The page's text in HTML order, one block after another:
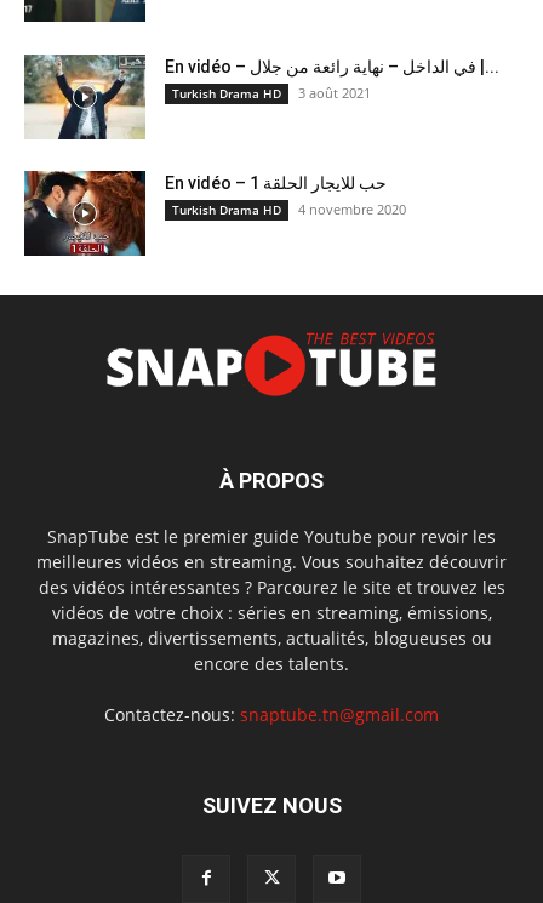
En vidéo – في الداخل – نهاية رائعة من جلال |...
Turkish Drama HD 3 août 2021
En vidéo – حب للايجار الحلقة 1
Turkish Drama HD 4 novembre 2020
À PROPOS
SnapTube est le premier guide Youtube pour revoir les
meilleures vidéos en streaming. Vous souhaitez découvrir
des vidéos intéressantes ? Parcourez le site et trouvez les
vidéos de votre choix : séries en streaming, émissions,
magazines, divertissements, actualités, blogueuses ou
encore des talents.
Contactez-nous: snaptube.tn@gmail.com
SUIVEZ NOUS